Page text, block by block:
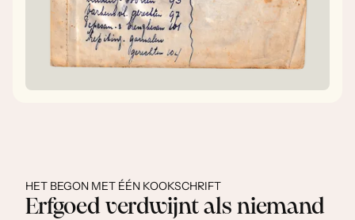
HET BEGON MET ÉÉN KOOKSCHRIFT
Erfgoed verdwijnt als niemand